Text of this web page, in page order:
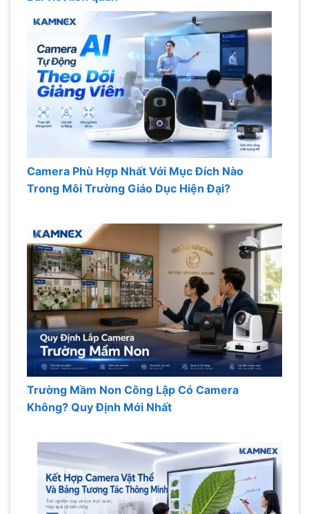
Camera Phù Hợp Nhất Với Mục Đích Nào
Trong Môi Trường Giáo Dục Hiện Đại?
Trường Mầm Non Công Lập Có Camera
Không? Quy Định Mới Nhất